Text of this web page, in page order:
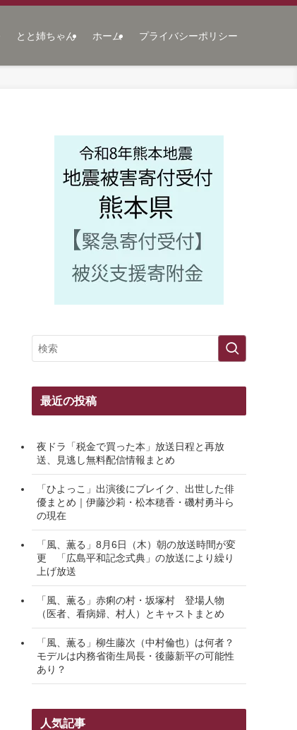
とと姉ちゃん ホーム プライバシーポリシー
最近の投稿
夜ドラ「税金で買った本」放送日程と再放
送、見逃し無料配信情報まとめ
「ひよっこ」出演後にブレイク、出世した俳
優まとめ｜伊藤沙莉・松本穂香・磯村勇斗ら
の現在
「風、薫る」8月6日（木）朝の放送時間が変
更 「広島平和記念式典」の放送により繰り
上げ放送
「風、薫る」赤痢の村・坂塚村 登場人物
（医者、看病婦、村人）とキャストまとめ
「風、薫る」柳生藤次（中村倫也）は何者？
モデルは内務省衛生局長・後藤新平の可能性
あり？
人気記事